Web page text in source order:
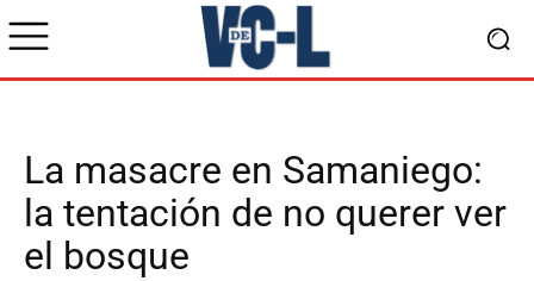
La masacre en Samaniego:
la tentación de no querer ver
el bosque